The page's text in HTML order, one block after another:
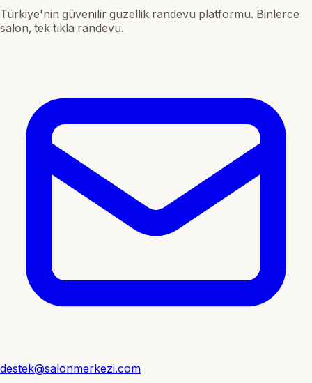
Türkiye'nin güvenilir güzellik randevu platformu. Binlerce
salon, tek tıkla randevu.
destek@salonmerkezi.com